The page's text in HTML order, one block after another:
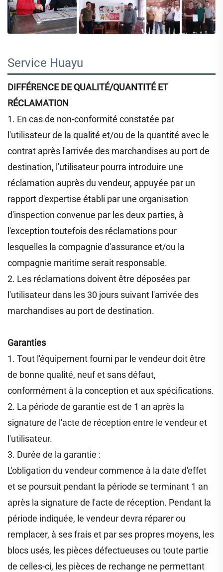
Service Huayu
DIFFÉRENCE DE QUALITÉ/QUANTITÉ ET
RÉCLAMATION
1. En cas de non-conformité constatée par
l'utilisateur de la qualité et/ou de la quantité avec le
contrat après l'arrivée des marchandises au port de
destination, l'utilisateur pourra introduire une
réclamation auprès du vendeur, appuyée par un
rapport d'expertise établi par une organisation
d'inspection convenue par les deux parties, à
l'exception toutefois des réclamations pour
lesquelles la compagnie d'assurance et/ou la
compagnie maritime serait responsable.
2. Les réclamations doivent être déposées par
l'utilisateur dans les 30 jours suivant l'arrivée des
marchandises au port de destination.
Garanties
1. Tout l'équipement fourni par le vendeur doit être
de bonne qualité, neuf et sans défaut,
conformément à la conception et aux spécifications.
2. La période de garantie est de 1 an après la
signature de l'acte de réception entre le vendeur et
l'utilisateur.
3. Durée de la garantie :
L'obligation du vendeur commence à la date d'effet
et se poursuit pendant la période se terminant 1 an
après la signature de l'acte de réception. Pendant la
période indiquée, le vendeur devra réparer ou
remplacer, à ses frais et par ses propres moyens, les
blocs usés, les pièces défectueuses ou toute partie
de celles-ci, les pièces de rechange ne permettant